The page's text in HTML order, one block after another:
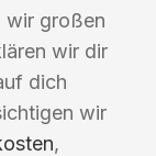
wir großen
wir dir
dich
wir
,